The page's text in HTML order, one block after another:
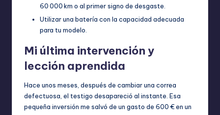
60 000 km o al primer signo de desgaste.
Utilizar una batería con la capacidad adecuada
para tu modelo.
Mi última intervención y
lección aprendida
Hace unos meses, después de cambiar una correa
defectuosa, el testigo desapareció al instante. Esa
pequeña inversión me salvó de un gasto de 600 € en un